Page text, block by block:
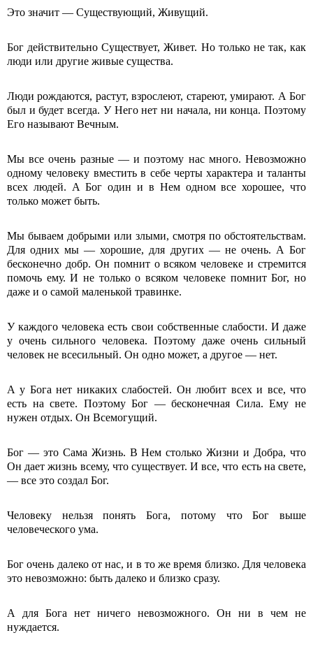
Это значит — Существующий, Живущий.
Бог действительно Существует, Живет. Но только не так, как
люди или другие живые существа.
Люди рождаются, растут, взрослеют, стареют, умирают. А Бог
был и будет всегда. У Него нет ни начала, ни конца. Поэтому
Его называют Вечным.
Мы все очень разные — и поэтому нас много. Невозможно
одному человеку вместить в себе черты характера и таланты
всех людей. А Бог один и в Нем одном все хорошее, что
только может быть.
Мы бываем добрыми или злыми, смотря по обстоятельствам.
Для одних мы — хорошие, для других — не очень. А Бог
бесконечно добр. Он помнит о всяком человеке и стремится
помочь ему. И не только о всяком человеке помнит Бог, но
даже и о самой маленькой травинке.
У каждого человека есть свои собственные слабости. И даже
у очень сильного человека. Поэтому даже очень сильный
человек не всесильный. Он одно может, а другое — нет.
А у Бога нет никаких слабостей. Он любит всех и все, что
есть на свете. Поэтому Бог — бесконечная Сила. Ему не
нужен отдых. Он Всемогущий.
Бог — это Сама Жизнь. В Нем столько Жизни и Добра, что
Он дает жизнь всему, что существует. И все, что есть на свете,
— все это создал Бог.
Человеку нельзя понять Бога, потому что Бог выше
человеческого ума.
Бог очень далеко от нас, и в то же время близко. Для человека
это невозможно: быть далеко и близко сразу.
А для Бога нет ничего невозможного. Он ни в чем не
нуждается.